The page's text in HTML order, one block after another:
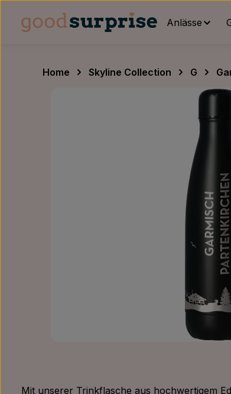
Hauptinhalt springen
Zur Hauptnavigation springen
Anlässe
Home Skyline Collection G
Mit unserer Trinkflasche aus hochwertigem